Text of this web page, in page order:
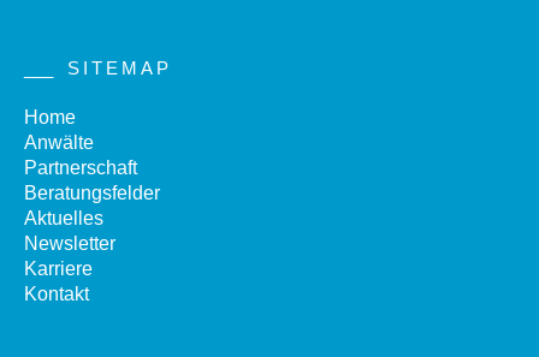
SITEMAP
Home
Anwälte
Partnerschaft
Beratungsfelder
Aktuelles
Newsletter
Karriere
Kontakt